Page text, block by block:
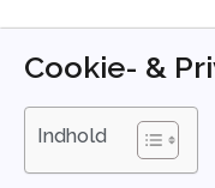
Cookie- &
Indhold